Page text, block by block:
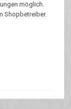
möglich.
Shopbetreiber.